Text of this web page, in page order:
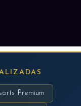
Premium